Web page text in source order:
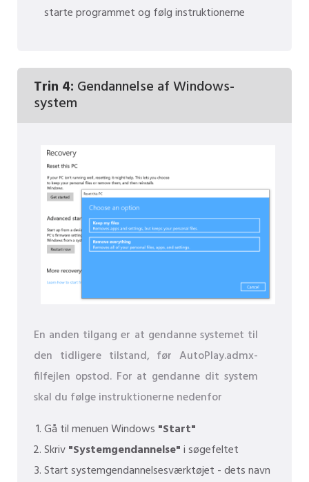
starte programmet og følg instruktionerne
Trin 4: Gendannelse af Windows-
system
En anden tilgang er at gendanne systemet til
den tidligere tilstand, før AutoPlay.admx-
filfejlen opstod. For at gendanne dit system
skal du følge instruktionerne nedenfor
Gå til menuen Windows "Start"
Skriv"Systemgendannelse"i søgefeltet
Start systemgendannelsesværktøjet - dets navn